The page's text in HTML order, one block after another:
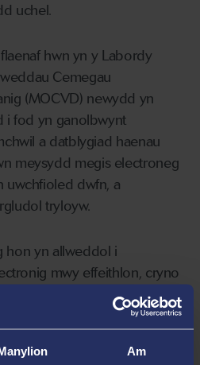
Am
uchel.
hwn yn y Labordy
Cemegau
(MOCVD) newydd yn
i fod yn ganolbwynt
a datblygiad haenau
meysydd megis electroneg
uwchfioled dwfn, a
tryloyw.
hon yn allweddol i
mwy effeithlon, cryno
yn arddangos galluoedd
lled-ddargludyddion
gweithgynhyrchu lled-